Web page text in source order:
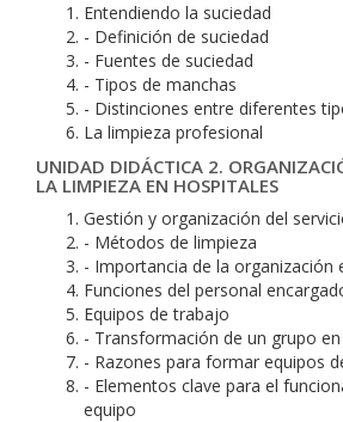
Entendiendo la suciedad
- Definición de suciedad
- Fuentes de suciedad
- Tipos de manchas
- Distinciones entre diferentes
La limpieza profesional
UNIDAD DIDÁCTICA 2.
LA LIMPIEZA EN HOSPITALES
Gestión y organización del
- Métodos de limpieza
- Importancia de la organización
Funciones del personal
Equipos de trabajo
- Transformación de un grupo
- Razones para formar equipos
- Elementos clave para el
equipo